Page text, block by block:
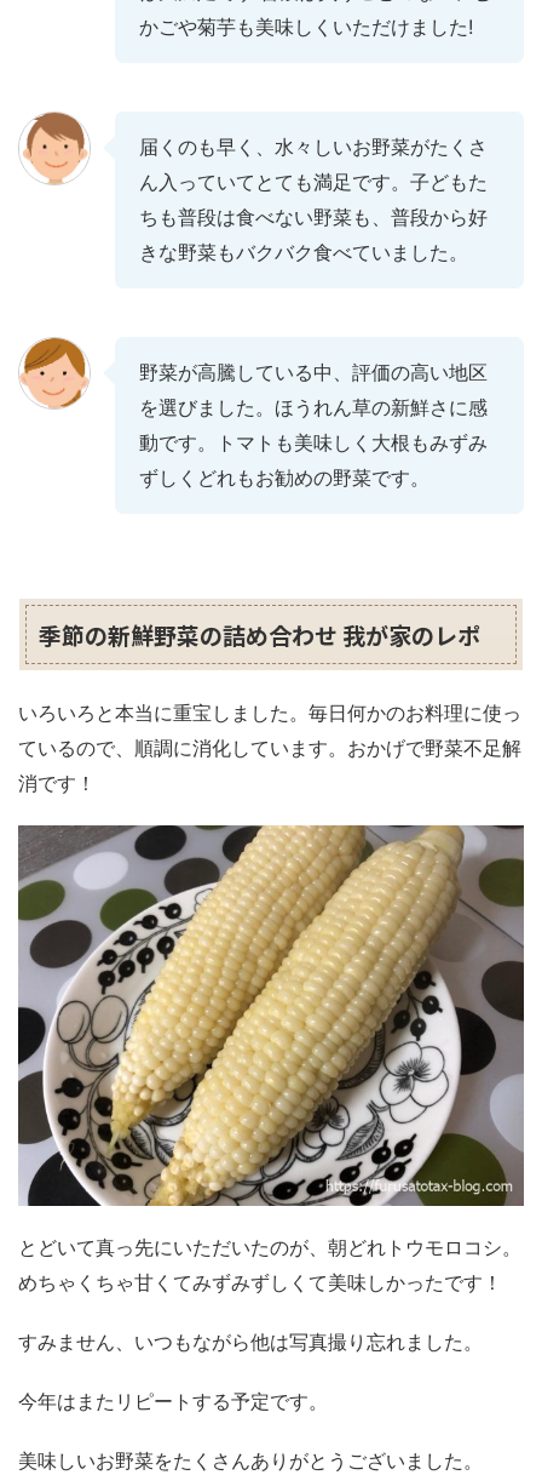
かごや菊芋も美味しくいただけました!
届くのも早く、水々しいお野菜がたくさ
ん入っていてとても満足です。子どもた
ちも普段は食べない野菜も、普段から好
きな野菜もバクバク食べていました。
野菜が高騰している中、評価の高い地区
を選びました。ほうれん草の新鮮さに感
動です。トマトも美味しく大根もみずみ
ずしくどれもお勧めの野菜です。
季節の新鮮野菜の詰め合わせ 我が家のレポ
いろいろと本当に重宝しました。毎日何かのお料理に使っ
ているので、順調に消化しています。おかげで野菜不足解
消です！
とどいて真っ先にいただいたのが、朝どれトウモロコシ。
めちゃくちゃ甘くてみずみずしくて美味しかったです！
すみません、いつもながら他は写真撮り忘れました。
今年はまたリピートする予定です。
美味しいお野菜をたくさんありがとうございました。